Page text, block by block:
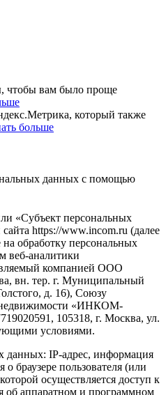
чтобы вам было проще
который также
больше
данных с помощью
«Субъект персональных
https://www.incom.ru (далее
обработку персональных
веб-аналитики
компанией ООО
вн. тер. г. Муниципальный
д. 16), Союзу
недвижимости «ИНКОМ-
105318, г. Москва, ул.
условиями.
данных: IP-адрес, информация
браузере пользователя (или
осуществляется доступ к
об аппаратном и программном